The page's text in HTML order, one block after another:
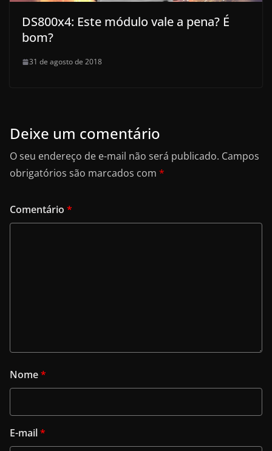
DS800x4: Este módulo vale a pena? É
bom?
31 de agosto de 2018
Deixe um comentário
O seu endereço de e-mail não será publicado. Campos
obrigatórios são marcados com *
Comentário *
Nome*
E-mail*